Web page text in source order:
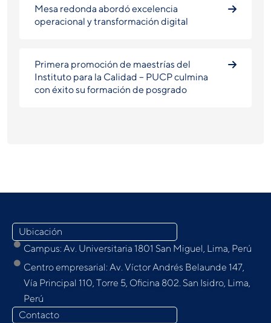
Mesa redonda abordó excelencia
operacional y transformación digital
Primera promoción de maestrías del
Instituto para la Calidad – PUCP culmina
con éxito su formación de posgrado
Ubicación
Campus: Av. Universitaria 1801 San Miguel, Lima, Perú
Centro empresarial: Av. Víctor Andrés Belaunde 147,
Vía Principal 110, Torre 5, Oﬁcina 802. San Isidro, Lima,
Perú
Contacto